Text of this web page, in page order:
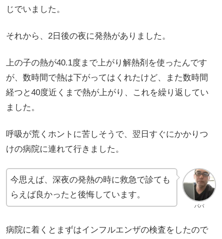
じでいました。
それから、2日後の夜に発熱がありました。
上の子の熱が40.1度まで上がり解熱剤を使ったんです
が、数時間で熱は下がってはくれたけど、また数時間
経つと40度近くまで熱が上がり、これを繰り返してい
ました。
呼吸が荒くホントに苦しそうで、翌日すぐにかかりつ
けの病院に連れて行きました。
パパ
今思えば、深夜の発熱の時に救急で診ても
らえば良かったと後悔しています。
病院に着くとまずはインフルエンザの検査をしたので